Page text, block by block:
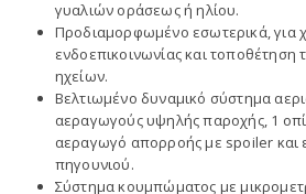
γυαλιών οράσεως ή ηλίου.
Προδιαμορφωμένο εσωτερικά, για
ενδοεπικοινωνίας και τοποθέτηση
ηχείων.
Βελτιωμένο δυναμικό σύστημα
αεραγωγούς υψηλής παροχής, 1
αεραγωγό απορροής με spoiler και
πηγουνιού.
Σύστημα κουμπώματος με